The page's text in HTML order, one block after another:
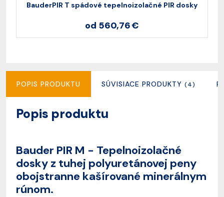
BauderPIR T spádové tepelnoizolačné PIR dosky
od 560,76 €
POPIS PRODUKTU SÚVISIACE PRODUKTY (4)
Popis produktu
Bauder PIR M - Tepelnoizolačné
dosky z tuhej polyuretánovej peny
obojstranne kašírované minerálnym
rúnom.